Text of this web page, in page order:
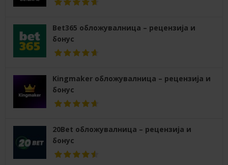
Bet365 обложувалница – рецензија и
бонус
Kingmaker обложувалница – рецензија и
бонус
20Bet обложувалница – рецензија и
бонус